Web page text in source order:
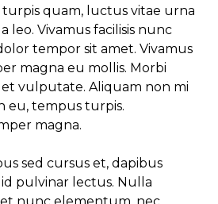
turpis quam, luctus vitae urna
leo. Vivamus facilisis nunc
tempor sit amet. Vivamus
magna eu mollis. Morbi
vulputate. Aliquam non mi
eu, tempus turpis.
magna.
sed cursus et, dapibus
pulvinar lectus. Nulla